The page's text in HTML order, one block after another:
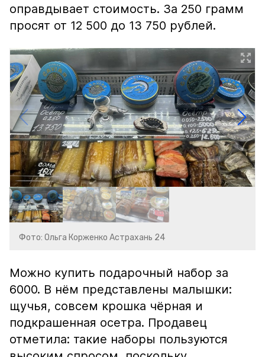
оправдывает стоимость. За 250 грамм
просят от 12 500 до 13 750 рублей.
Фото: Ольга Корженко Астрахань 24
Можно купить подарочный набор за
6000. В нём представлены малышки:
щучья, совсем крошка чёрная и
подкрашенная осетра. Продавец
отметила: такие наборы пользуются